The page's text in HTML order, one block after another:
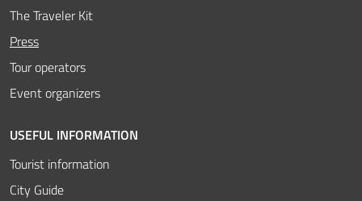
The Traveler Kit
Press
Tour operators
Event organizers
USEFUL INFORMATION
Tourist information
City Guide